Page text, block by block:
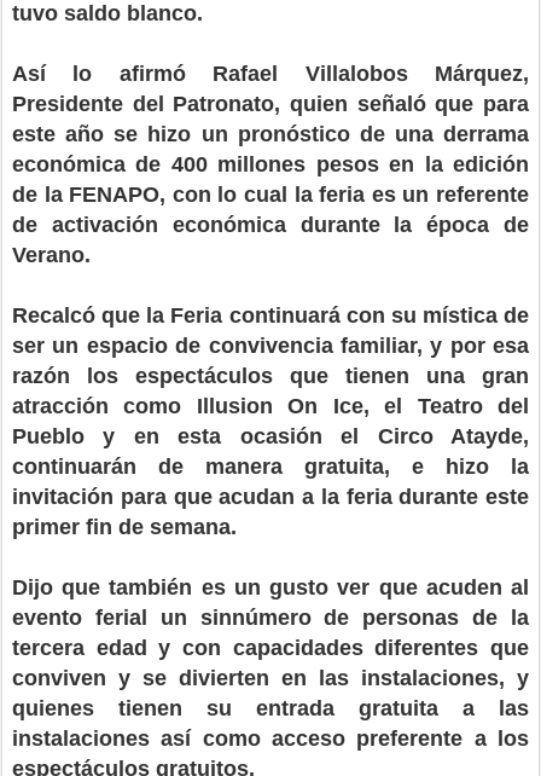
tuvo saldo blanco.
Así lo afirmó Rafael Villalobos Márquez,
Presidente del Patronato, quien señaló que para
este año se hizo un pronóstico de una derrama
económica de 400 millones pesos en la edición
de la FENAPO, con lo cual la feria es un referente
de activación económica durante la época de
Verano.
Recalcó que la Feria continuará con su mística de
ser un espacio de convivencia familiar, y por esa
razón los espectáculos que tienen una gran
atracción como Illusion On Ice, el Teatro del
Pueblo y en esta ocasión el Circo Atayde,
continuarán de manera gratuita, e hizo la
invitación para que acudan a la feria durante este
primer fin de semana.
Dijo que también es un gusto ver que acuden al
evento ferial un sinnúmero de personas de la
tercera edad y con capacidades diferentes que
conviven y se divierten en las instalaciones, y
quienes tienen su entrada gratuita a las
instalaciones así como acceso preferente a los
espectáculos gratuitos.